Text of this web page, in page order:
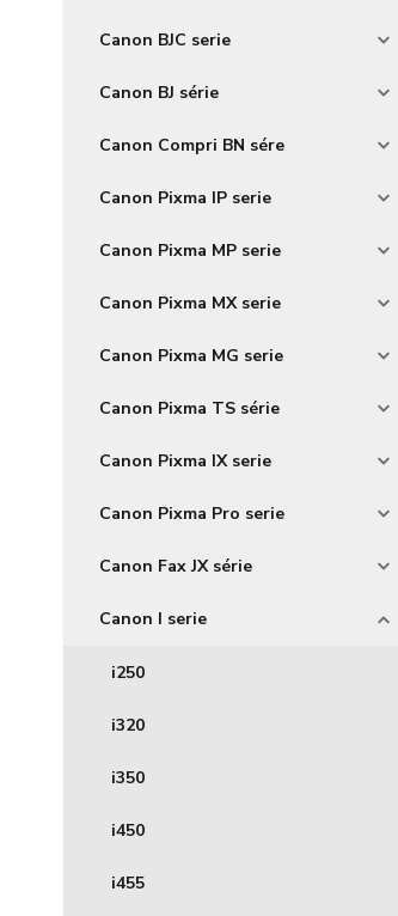
Canon BJC serie
Canon BJ série
Canon Compri BN sére
Canon Pixma IP serie
Canon Pixma MP serie
Canon Pixma MX serie
Canon Pixma MG serie
Canon Pixma TS série
Canon Pixma IX serie
Canon Pixma Pro serie
Canon Fax JX série
Canon I serie
i250
i320
i350
i450
i455